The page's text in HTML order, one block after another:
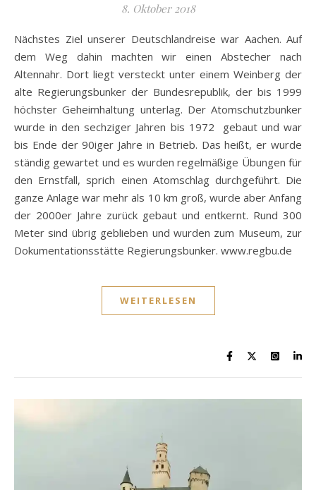
8. Oktober 2018
Nächstes Ziel unserer Deutschlandreise war Aachen. Auf
dem Weg dahin machten wir einen Abstecher nach
Altennahr. Dort liegt versteckt unter einem Weinberg der
alte Regierungsbunker der Bundesrepublik, der bis 1999
höchster Geheimhaltung unterlag. Der Atomschutzbunker
wurde in den sechziger Jahren bis 1972 gebaut und war
bis Ende der 90iger Jahre in Betrieb. Das heißt, er wurde
ständig gewartet und es wurden regelmäßige Übungen für
den Ernstfall, sprich einen Atomschlag durchgeführt. Die
ganze Anlage war mehr als 10 km groß, wurde aber Anfang
der 2000er Jahre zurück gebaut und entkernt. Rund 300
Meter sind übrig geblieben und wurden zum Museum, zur
Dokumentationsstätte Regierungsbunker. www.regbu.de
WEITERLESEN